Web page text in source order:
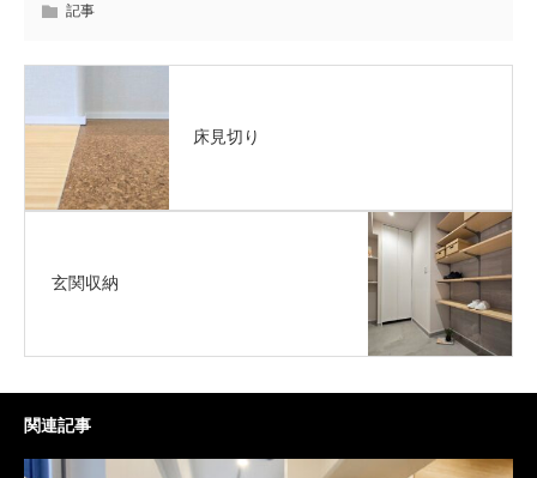
記事
床見切り
玄関収納
関連記事